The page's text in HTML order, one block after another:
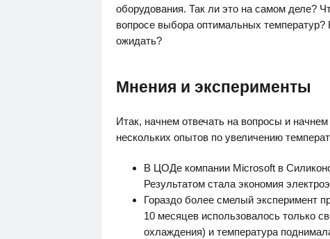
оборудования. Так ли это на самом деле?
вопросе выбора оптимальных
ожидать?
Мнения и эксперименты
Итак, начнем отвечать на вопросы и
нескольких опытов по увеличению
В ЦОДе компании Microsoft в
Результатом стала экономия
Гораздо более смелый эксперимент
10 месяцев использовалось только
охлаждения) и температура